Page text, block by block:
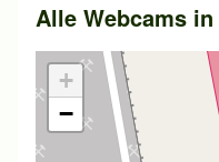
Alle Webcams in
+
−